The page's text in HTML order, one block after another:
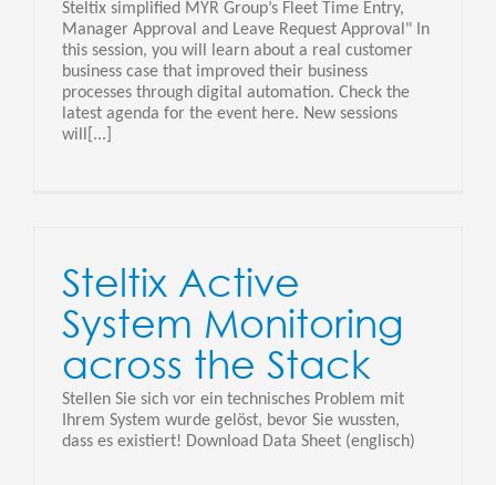
Steltix simplified MYR Group’s Fleet Time Entry,
Manager Approval and Leave Request Approval" In
this session, you will learn about a real customer
business case that improved their business
processes through digital automation. Check the
latest agenda for the event here. New sessions
will[...]
Steltix Active
System Monitoring
across the Stack
Stellen Sie sich vor ein technisches Problem mit
Ihrem System wurde gelöst, bevor Sie wussten,
dass es existiert! Download Data Sheet (englisch)